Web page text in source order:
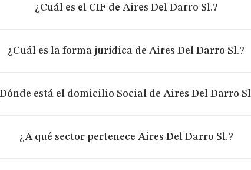
¿Cuál es el CIF de Aires Del Darro Sl.?
¿Cuál es la forma jurídica de Aires Del Darro Sl.?
está el domicilio Social de Aires Del Darro
¿A qué sector pertenece Aires Del Darro Sl.?